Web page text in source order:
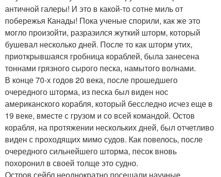
античной галеры! И это в какой-то сотне миль от
побережья Канады! Пока ученые спорили, как же это
могло произойти, разразился жуткий шторм, который
бушевал несколько дней. После то как шторм утих,
приоткрывшаяся гробница кораблей, была занесена
тоннами грязного сырого песка, намытого волнами.
В конце 70-х годов 20 века, после прошедшего
очередного шторма, из песка был виден нос
американского корабля, который бесследно исчез еще в
19 веке, вместе с грузом и со всей командой. Остов
корабля, на протяжении нескольких дней, был отчетливо
виден с проходящих мимо судов. Как повелось, после
очередного сильнейшего шторма, песок вновь
похоронил в своей толще это судно.
Остров сейбл неоднократно посещали научные